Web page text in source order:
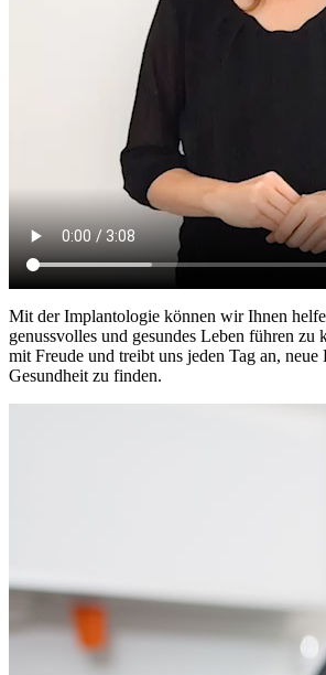
Mit der Implantologie können wir Ihnen
genussvolles und gesundes Leben führen zu
mit Freude und treibt uns jeden Tag an,
Gesundheit zu finden.